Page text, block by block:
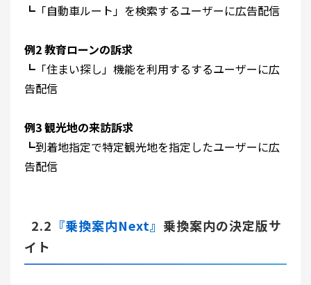
┗「自動車ルート」を検索するユーザーに広告配信
例2 教育ローンの訴求
┗「住まい探し」機能を利用するするユーザーに広
告配信
例3 観光地の来訪訴求
┗到着地指定で特定観光地を指定したユーザーに広
告配信
2.2 『乗換案内Next』 乗換案内の決定版サ
イト